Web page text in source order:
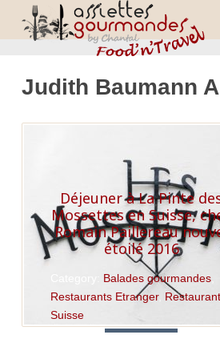
Judith Baumann
Déjeuner à La Pinte
Mossettes en Suisse,
Romain Paillereau
étoilé 2016
Balades gourmandes,
Restaurants Etranger,
Suisse